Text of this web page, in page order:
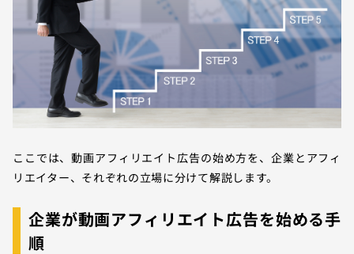
ここでは、動画アフィリエイト広告の始め方を、企業とアフィ
リエイター、それぞれの立場に分けて解説します。
企業が動画アフィリエイト広告を始める手
順